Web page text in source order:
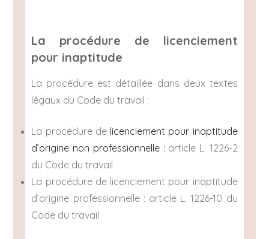
La procédure de licenciement
pour inaptitude
La procédure est détaillée dans deux textes
légaux du Code du travail :
La procédure de licenciement pour inaptitude
d’origine non professionnelle : article L. 1226-2
du Code du travail
La procédure de licenciement pour inaptitude
d’origine professionnelle : article L. 1226-10 du
Code du travail